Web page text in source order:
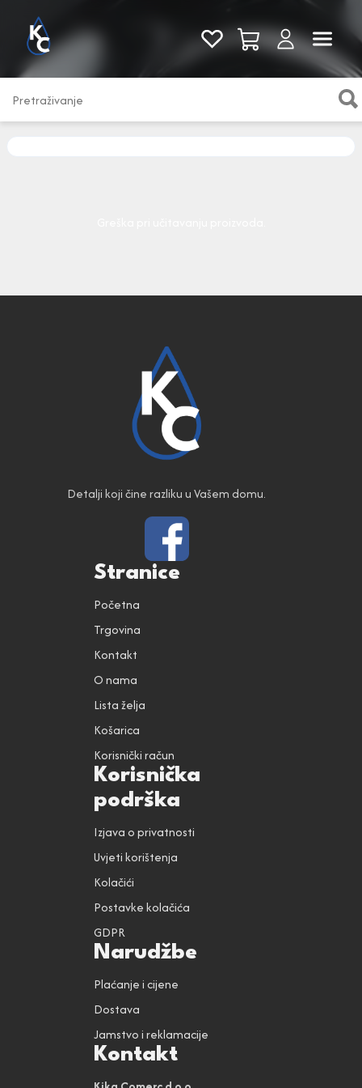
Pogledaj sve
Detalji koji čine razliku u Vašem domu.
Stranice
Početna
Trgovina
Kontakt
O nama
Lista želja
Košarica
Korisnički račun
Korisnička
podrška
Izjava o privatnosti
Uvjeti korištenja
Kolačići
Postavke kolačića
GDPR
Narudžbe
Plaćanje i cijene
Dostava
Jamstvo i reklamacije
Kontakt